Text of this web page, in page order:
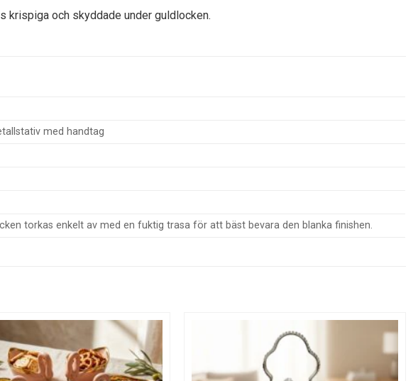
krispiga och skyddade under guldlocken.
med handtag
torkas enkelt av med en fuktig trasa för att bäst bevara den blanka finishen.